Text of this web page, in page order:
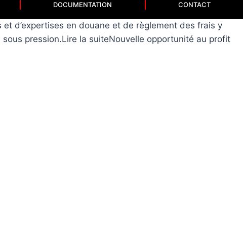
DOCUMENTATION CONTACT
d’expertises en douane et de règlement des frais y
pression.Lire la suiteNouvelle opportunité au profit